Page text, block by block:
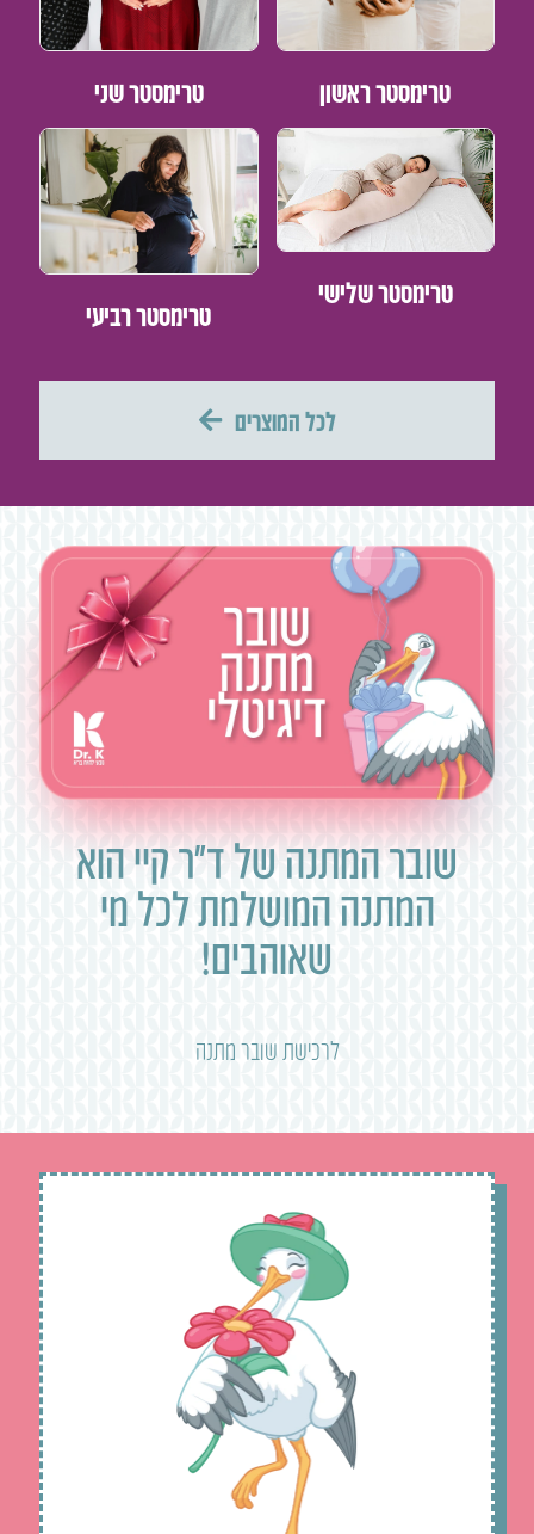
טרימסטר ראשון טרימסטר שני
טרימסטר שלישי
טרימסטר רביעי
לכל המוצרים
שובר המתנה של ד״ר קיי הוא
המתנה המושלמת לכל מי
שאוהבים!
לרכישת שובר מתנה